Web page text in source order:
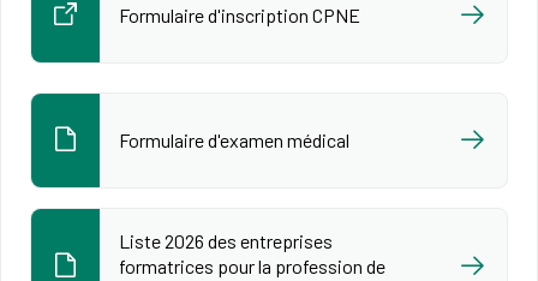
Formulaire d'inscription CPNE
Formulaire d'examen médical​
Liste 2026 des entreprises
formatrices pour la profession de